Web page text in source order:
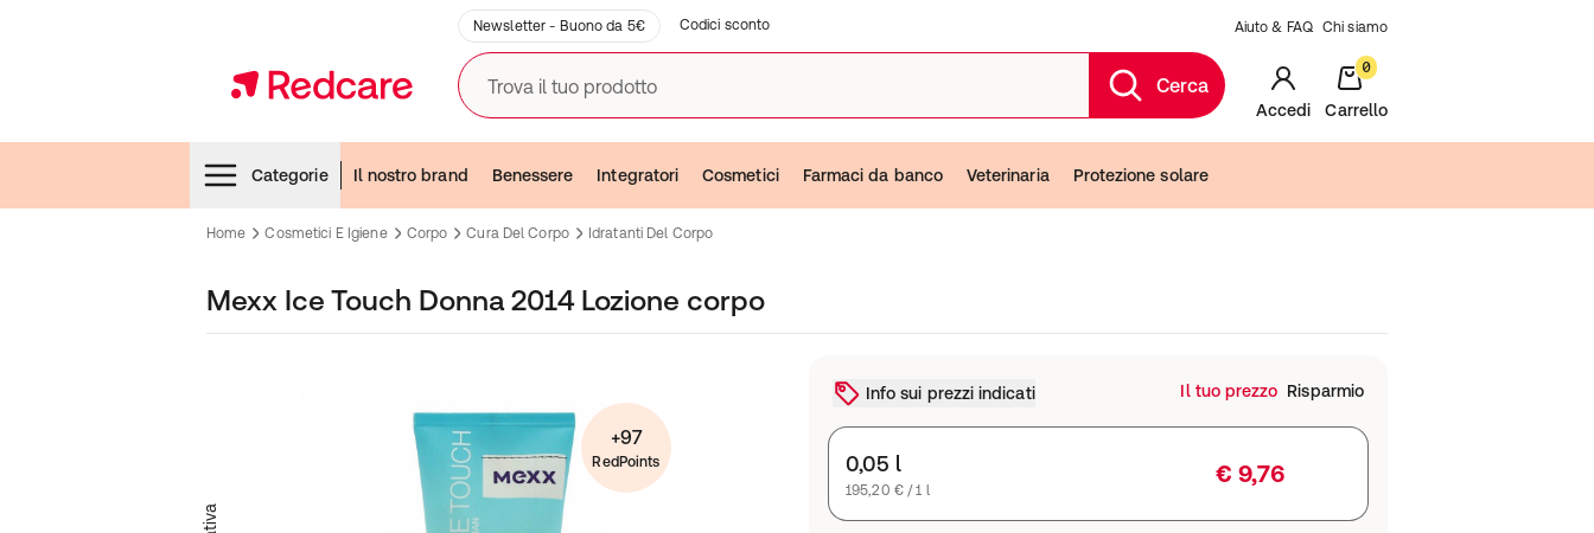
Newsletter - Buono da 5€ Codici sconto Aiuto & FAQ Chi siamo
Trova il tuo prodotto Cerca
Accedi
0
Carrello
Categorie
Il nostro brand Benessere Integratori Cosmetici Farmaci da banco Veterinaria Protezione solare
Home Cosmetici E Igiene Corpo Cura Del Corpo Idratanti Del Corpo
Mexx Ice Touch Donna 2014 Lozione corpo
+97
RedPoints
Info sui prezzi indicati Il tuo prezzo Risparmio
0,05 l
195,20 € / 1 l
€ 9,76